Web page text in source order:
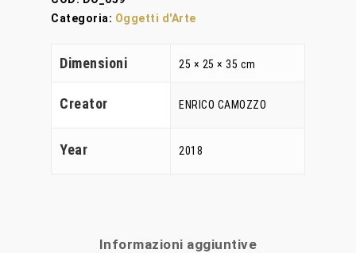
Categoria: Oggetti d'Arte
Dimensioni 25 × 25 × 35 cm
Creator ENRICO CAMOZZO
Year 2018
Informazioni aggiuntive
Home